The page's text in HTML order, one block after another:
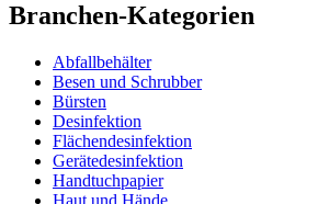
Branchen-Kategorien
Abfallbehälter
Besen und Schrubber
Bürsten
Desinfektion
Flächendesinfektion
Gerätedesinfektion
Handtuchpapier